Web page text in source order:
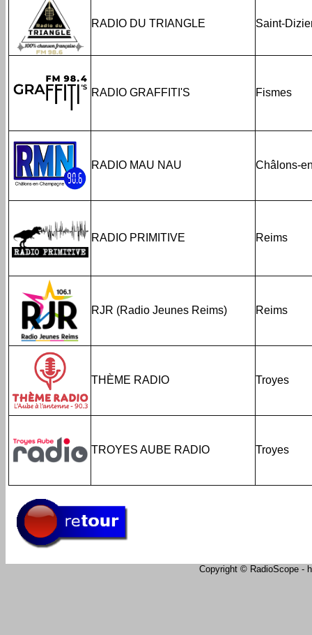
RADIO DU TRIANGLE Saint-
RADIO GRAFFITI'S Fismes
RADIO MAU NAU Châlons-
RADIO PRIMITIVE Reims
RJR (Radio Jeunes Reims) Reims
THÈME RADIO Troyes
TROYES AUBE RADIO Troyes
Copyright © RadioScope -